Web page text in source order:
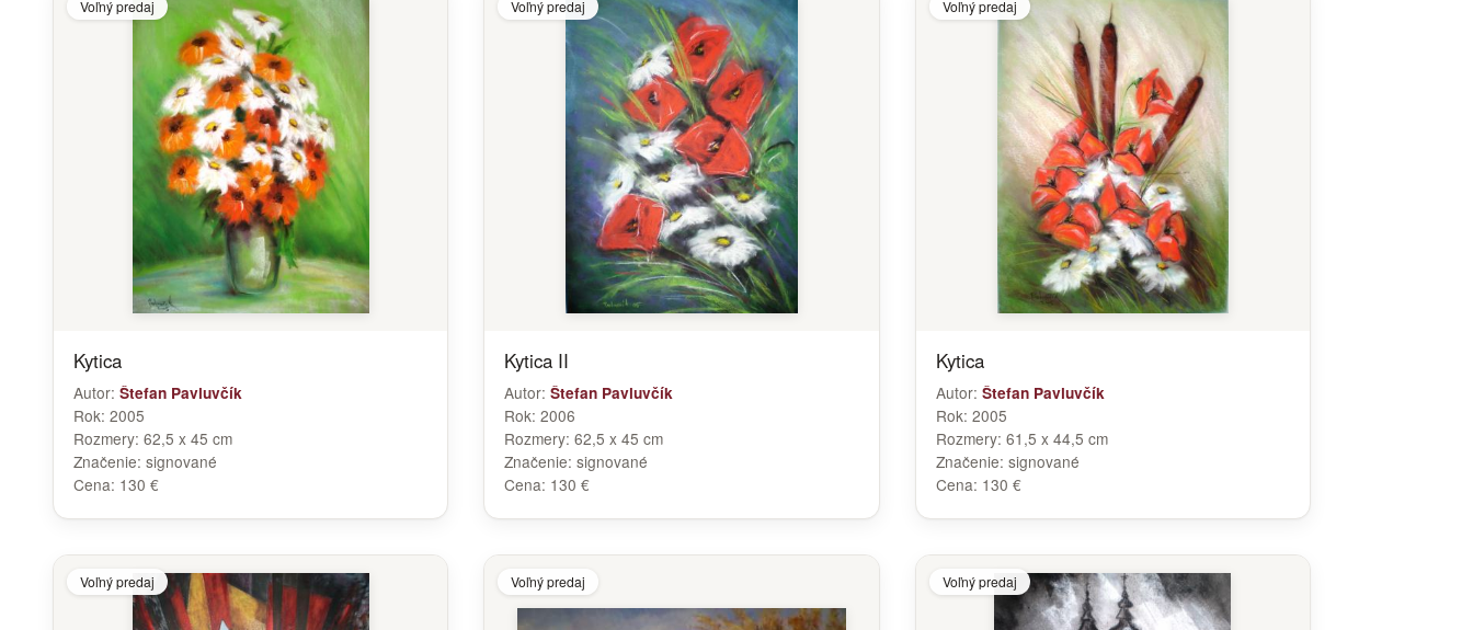
Voľný predaj
Kytica
Autor: Štefan Pavluvčík
Rok: 2005
Rozmery: 62,5 x 45 cm
Značenie: signované
Cena: 130 €
Voľný predaj
Kytica II
Autor: Štefan Pavluvčík
Rok:2006
Rozmery:62,5 x 45 cm
Značenie:signované
Cena: 130 €
Voľný predaj
Kytica
Autor: Štefan Pavluvčík
Rok: 2005
Rozmery: 61,5 x 44,5 cm
Značenie: signované
Cena: 130 €
Voľný predaj Voľný predaj Voľný predaj